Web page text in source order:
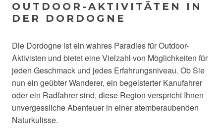
OUTDOOR-AKTIVITÄTEN IN
DER DORDOGNE
Die Dordogne ist ein wahres Paradies für Outdoor-
Aktivisten und bietet eine Vielzahl von Möglichkeiten für
jeden Geschmack und jedes Erfahrungsniveau. Ob Sie
nun ein geübter Wanderer, ein begeisterter Kanufahrer
oder ein Radfahrer sind, diese Region verspricht Ihnen
unvergessliche Abenteuer in einer atemberaubenden
Naturkulisse.